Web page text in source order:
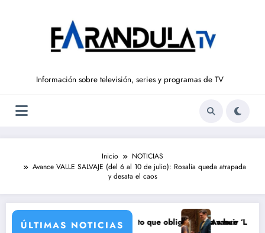
Información sobre televisión, series y programas de TV
Inicio
NOTICIAS
Avance VALLE SALVAJE (del 6 al 10 de julio): Rosalía queda atrapada
y desata el caos
ÚLTIMAS NOTICIAS
de agosto): el secreto que obliga a Luisa a huirAvance ‘LA PROMESA’ (7 de